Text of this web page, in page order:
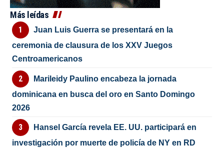
Más leídas
Juan Luis Guerra se presentará en la
ceremonia de clausura de los XXV Juegos
Centroamericanos
Marileidy Paulino encabeza la jornada
dominicana en busca del oro en Santo Domingo
2026
Hansel García revela EE. UU. participará en
investigación por muerte de policía de NY en RD